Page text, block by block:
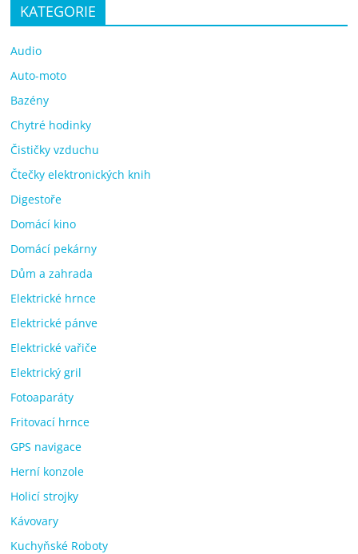
KATEGORIE
Audio
Auto-moto
Bazény
Chytré hodinky
Čističky vzduchu
Čtečky elektronických knih
Digestoře
Domácí kino
Domácí pekárny
Dům a zahrada
Elektrické hrnce
Elektrické pánve
Elektrické vařiče
Elektrický gril
Fotoaparáty
Fritovací hrnce
GPS navigace
Herní konzole
Holicí strojky
Kávovary
Kuchyňské Roboty